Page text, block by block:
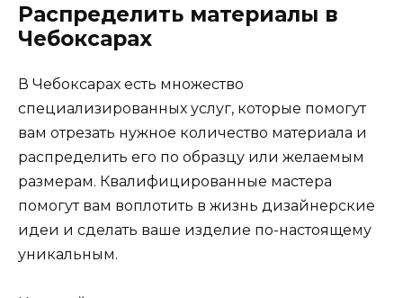
Распределить материалы в
Чебоксарах
В Чебоксарах есть множество
специализированных услуг, которые помогут
вам отрезать нужное количество материала и
распределить его по образцу или желаемым
размерам. Квалифицированные мастера
помогут вам воплотить в жизнь дизайнерские
идеи и сделать ваше изделие по-настоящему
уникальным.